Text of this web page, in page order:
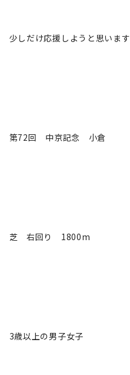
少しだけ応援しようと思います
第72回 中京記念 小倉
芝 右回り 1800m
3歳以上の男子女子